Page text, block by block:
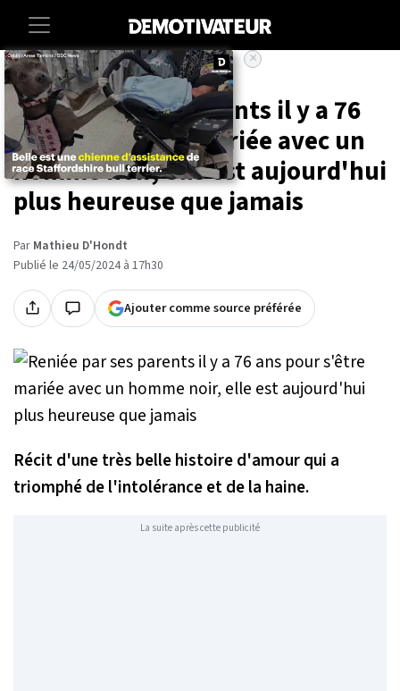
Accueil Societe Lifestyle
Reniée par ses parents il y a 76
ans pour s'être mariée avec un
homme noir, elle est aujourd'hui
plus heureuse que jamais
Par Mathieu D'Hondt
Publié le 24/05/2024 à 17h30
Ajouter comme source préférée
Récit d'une très belle histoire d'amour qui a
triomphé de l'intolérance et de la haine.
La suite après cette publicité
×